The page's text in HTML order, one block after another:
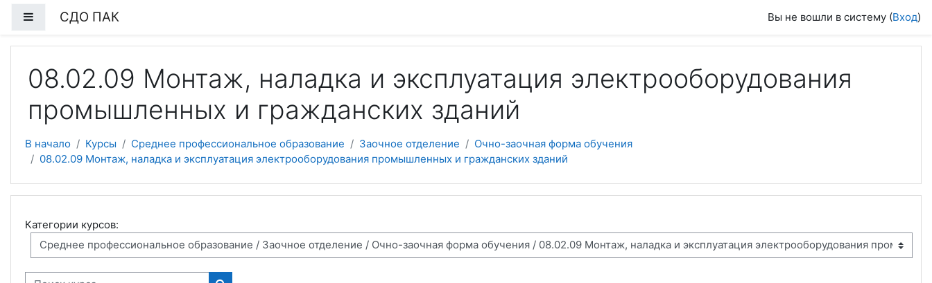
Боковая панель
СДО ПАК Вы не вошли в систему (Вход)
08.02.09 Монтаж, наладка и эксплуатация электрооборудования
промышленных и гражданских зданий
В начало Курсы Среднее профессиональное образование Заочное отделение
Очно-заочная форма обучения
08.02.09 Монтаж, наладка и эксплуатация электрооборудования промышленных и гражданских зданий
Категории курсов: